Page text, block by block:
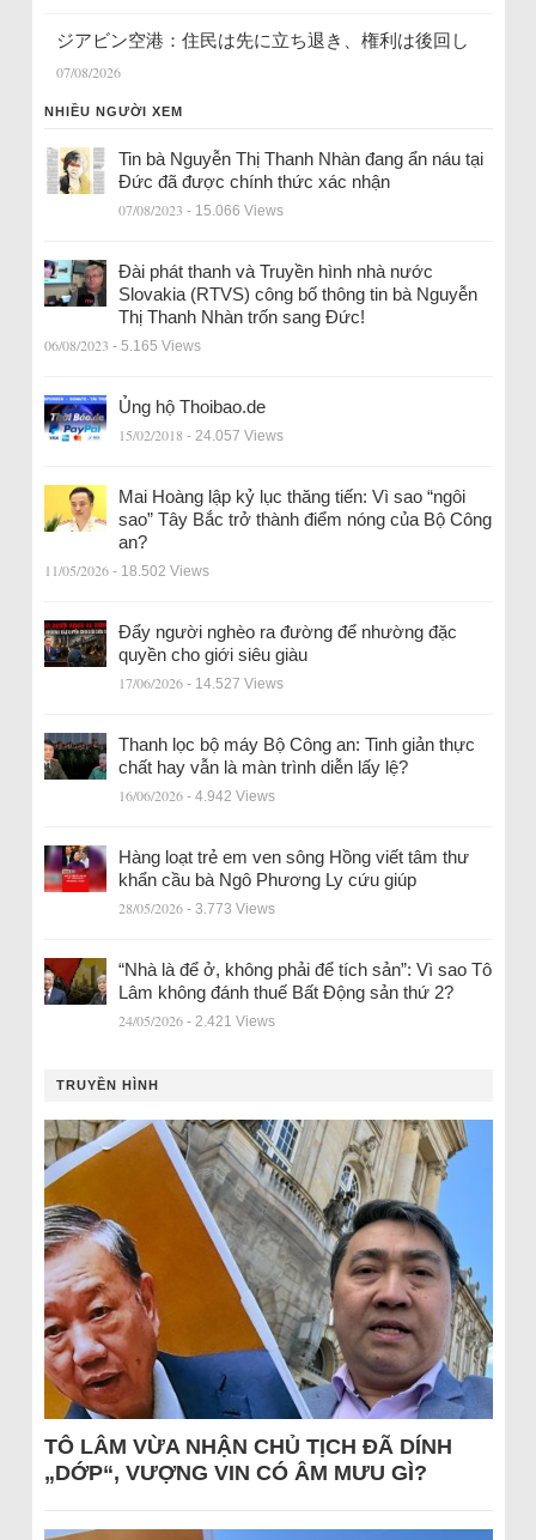
ジアビン空港：住民は先に立ち退き、権利は後回し
07/08/2026
NHIỀU NGƯỜI XEM
Tin bà Nguyễn Thị Thanh Nhàn đang ẩn náu tại
Đức đã được chính thức xác nhận
07/08/2023 - 15.066 Views
Đài phát thanh và Truyền hình nhà nước
Slovakia (RTVS) công bố thông tin bà Nguyễn
Thị Thanh Nhàn trốn sang Đức!
06/08/2023 - 5.165 Views
Ủng hộ Thoibao.de
15/02/2018 - 24.057 Views
Mai Hoàng lập kỷ lục thăng tiến: Vì sao “ngôi
sao” Tây Bắc trở thành điểm nóng của Bộ Công
an?
11/05/2026 - 18.502 Views
Đẩy người nghèo ra đường để nhường đặc
quyền cho giới siêu giàu
17/06/2026 - 14.527 Views
Thanh lọc bộ máy Bộ Công an: Tinh giản thực
chất hay vẫn là màn trình diễn lấy lệ?
16/06/2026 - 4.942 Views
Hàng loạt trẻ em ven sông Hồng viết tâm thư
khẩn cầu bà Ngô Phương Ly cứu giúp
28/05/2026 - 3.773 Views
“Nhà là để ở, không phải để tích sản”: Vì sao Tô
Lâm không đánh thuế Bất Động sản thứ 2?
24/05/2026 - 2.421 Views
TRUYỀN HÌNH
TÔ LÂM VỪA NHẬN CHỦ TỊCH ĐÃ DÍNH
„DỚP“, VƯỢNG VIN CÓ ÂM MƯU GÌ?